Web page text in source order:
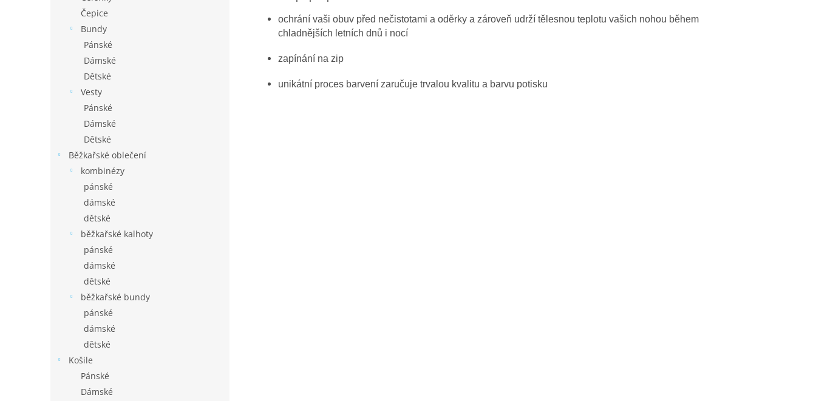
Čepice
Bundy
Pánské
Dámské
Dětské
Vesty
Pánské
Dámské
Dětské
Běžkařské oblečení
kombinézy
pánské
dámské
dětské
běžkařské kalhoty
pánské
dámské
dětské
běžkařské bundy
pánské
dámské
dětské
Košile
Pánské
Dámské
ochrání vaši obuv před nečistotami a oděrky a zároveň udrží tělesnou teplotu vašich nohou během
chladnějších letních dnů i nocí
zapínání na zip
unikátní proces barvení zaručuje trvalou kvalitu a barvu potisku